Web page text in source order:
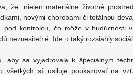
že „nielen materiálne životné
novými chorobami či totálnou
pod kontrolou, čo môže v budúcnosti
neznesiteľné. Ide o taký rozsiahly
aby sa vyjadrovala k špeciálnym
všetkých síl usiluje poukazovať na